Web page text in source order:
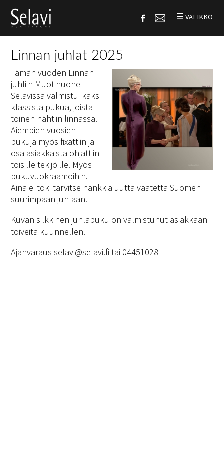
☰ VALIKKO
Linnan juhlat 2025
Tämän vuoden Linnan
juhliin Muotihuone
Selavissa valmistui kaksi
klassista pukua, joista
toinen nähtiin linnassa.
Aiempien vuosien
pukuja myös fixattiin ja
osa asiakkaista ohjattiin
toisille tekijöille. Myös
pukuvuokraamoihin.
Aina ei toki tarvitse hankkia uutta vaatetta Suomen
suurimpaan juhlaan.
Kuvan silkkinen juhlapuku on valmistunut asiakkaan
toiveita kuunnellen.
Ajanvaraus selavi@selavi.fi tai 04451028